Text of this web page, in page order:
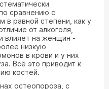
сравнению с
равной степени, как у
от алкоголя,
влияет на женщин -
низкую
в крови и у них
Всё это приводит к
костей.
остеопороза, с